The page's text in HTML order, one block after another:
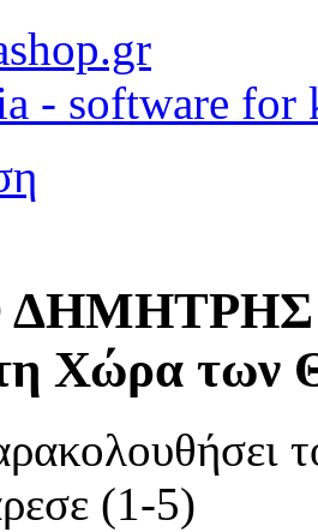
- software for
Χώρα των
(1-5)